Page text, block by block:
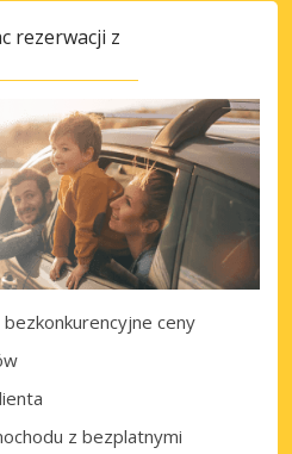
rezerwacji z
ceny
z bezplatnymi